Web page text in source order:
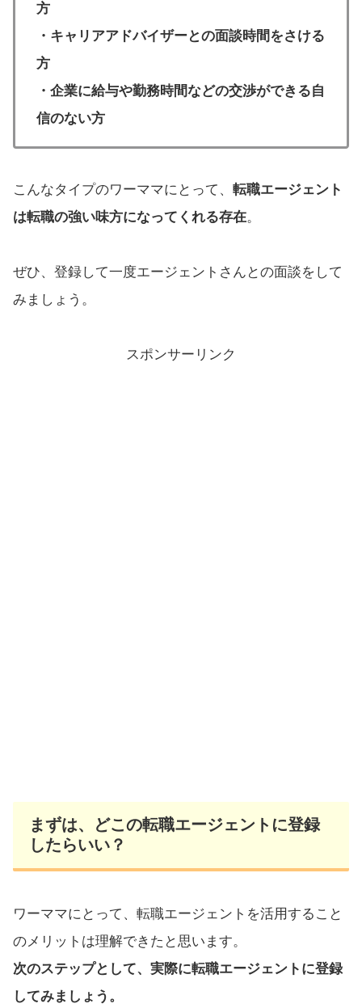
方
・キャリアアドバイザーとの面談時間をさける
方
・企業に給与や勤務時間などの交渉ができる自
信のない方
こんなタイプのワーママにとって、 転職エージェント
は転職の強い味方になってくれる存在。
ぜひ、登録して一度エージェントさんとの面談をして
みましょう。
スポンサーリンク
まずは、どこの転職エージェントに登録
したらいい？
ワーママにとって、転職エージェントを活用すること
のメリットは理解できたと思います。
次のステップとして、実際に転職エージェントに登録
してみましょう。